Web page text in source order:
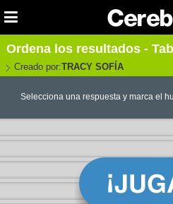
Ordena los resultados -
Creado por:TRACY SOFÍA
Selecciona una respuesta y marca el